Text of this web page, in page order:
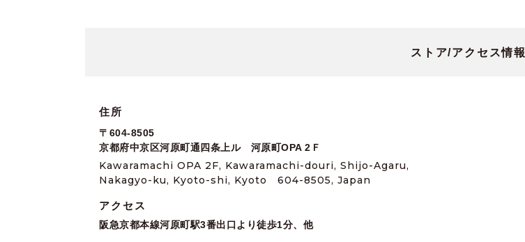
ストア/アクセス情報
住所
〒604-8505
京都府中京区河原町通四条上ル 河原町OPA 2Ｆ
Kawaramachi OPA 2F, Kawaramachi-douri, Shijo-Agaru,
Nakagyo-ku, Kyoto-shi, Kyoto 604-8505, Japan
アクセス
阪急京都本線河原町駅3番出口より徒歩1分、他